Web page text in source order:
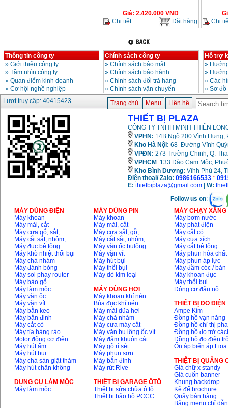
Giá: 2.420.000VND
Chi tiết
Đặt hàng
Chi
Thông tin công ty
» Giới thiệu công ty
» Tầm nhìn công ty
» Quan điểm kinh doanh
» Cơ hội nghề nghiệp
Chính sách công ty
» Chính sách bảo mật
» Chính sách bảo hành
» Chinh sách đổi trả hàng
» Chính sách vận chuyển
Hỗ trợ
»
»
» Các
» Sơ
Lượt truy cập: 40415423
Trang chủ Menu Liên hệ
THIẾT BỊ PLAZA
CÔNG TY TNHH MINH THIÊN
VPHN: 14B Ngõ 200 Vĩnh Hưng,
Kho Hà Nội: 68 Đường Vĩnh
VPĐN: 273 Trường Chinh, Q.
VPHCM : 133 Đào Cam Mộc,
Kho Bình Dương: Vĩnh Phú 24,
Điện thoại/ Zalo: 0986166533 *
E: thietbiplaza@gmail.com W:
Follow us on:
MÁY DÙNG ĐIỆN
Máy khoan
Máy mài, cắt
Máy cưa gỗ, sắt,..
Máy cắt sắt, nhôm,..
Máy đục bê tông
Máy khò nhiệt thổi bụi
Máy chà nhám
Máy đánh bóng
Máy soi phay router
Máy bào gỗ
Máy làm mộc
Máy vặn ốc
Máy vặn vít
Máy bắn keo
Máy bắn đinh
Máy cắt cỏ
Máy tỉa hàng rào
Motor động cơ điện
Máy hút ẩm
Máy hút bụi
Máy chà sàn giặt thảm
Máy hút chân không
DỤNG CỤ LÀM MỘC
Máy làm mộc
MÁY DÙNG PIN
Máy khoan
Máy mài, cắt
Máy cưa sắt, gỗ,..
Máy cắt sắt, nhôm,..
Máy vặn ốc bulông
Máy vặn vít
Máy hút bụi
Máy thổi bụi
Máy dò kim loại
MÁY DÙNG HƠI
Máy khoan khí nén
Búa đục khí nén
Máy mài dũa hơi
Máy chà nhám
Máy cưa máy cắt
Máy vặn bu lông ốc vít
Máy đầm khuôn cát
Máy gõ rỉ sét
Máy phun sơn
Máy bắn đinh
Máy rút Rive
THIÊT BỊ GARAGE ÔTÔ
Thiết bị sửa chữa ô tô
Thiết bị bảo hộ PCCC
MÁY CHẠY
Máy bơm nước
Máy phát điện
Máy cắt cỏ
Máy cưa xích
Máy cắt bê tông
Máy phun hóa chất
Máy phun áp lực
Máy đầm cóc / bàn
Máy khoan đục
Máy thổi bụi
Động cơ đầu nổ
THIÊT BỊ ĐO ĐIỆN
Ampe Kìm
Đồng hồ vạn năng
Đồng hồ chỉ thị pha
Đồng hồ đo trở
Đồng hồ đo điện
Ổn áp biến áp Lioa
THIỆT BỊ QUẢNG
Giá chữ x standy
Giá cuốn banner
Khung backdrop
Kệ để brochure
Quầy bán hàng
Bảng menu chỉ dẫn